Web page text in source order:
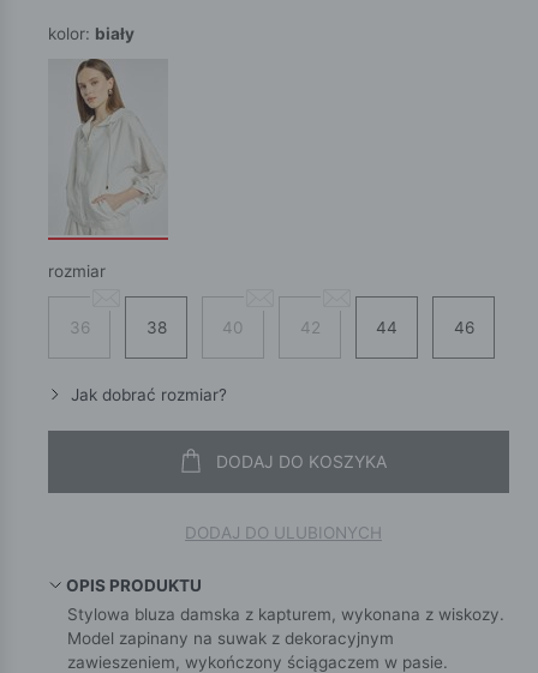
kolor: biały
rozmiar
36 38 40 42 44 46
Jak dobrać rozmiar?
DODAJ DO KOSZYKA
DODAJ DO ULUBIONYCH
OPIS PRODUKTU
Stylowa bluza damska z kapturem, wykonana z wiskozy.
Model zapinany na suwak z dekoracyjnym
zawieszeniem, wykończony ściągaczem w pasie.